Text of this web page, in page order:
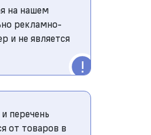
на нашем
рекламно-
и не является
перечень
от товаров в